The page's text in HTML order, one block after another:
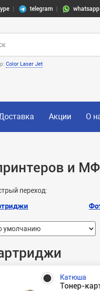
telegram whatsapp
Color Laser Jet
Акции О
и
переход:
Катюша
Тонер-